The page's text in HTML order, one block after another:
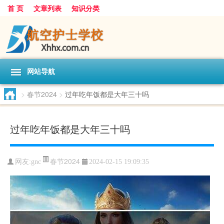
首 页 文章列表 知识分类
网站导航
> 春节2024 > 过年吃年饭都是大年三十吗
过年吃年饭都是大年三十吗
网友:gnc 春节2024 2024-02-15 19:09:35